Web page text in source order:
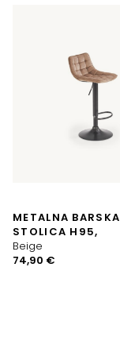
METALNA BARSKA
STOLICA H95,
Beige
74,90 €